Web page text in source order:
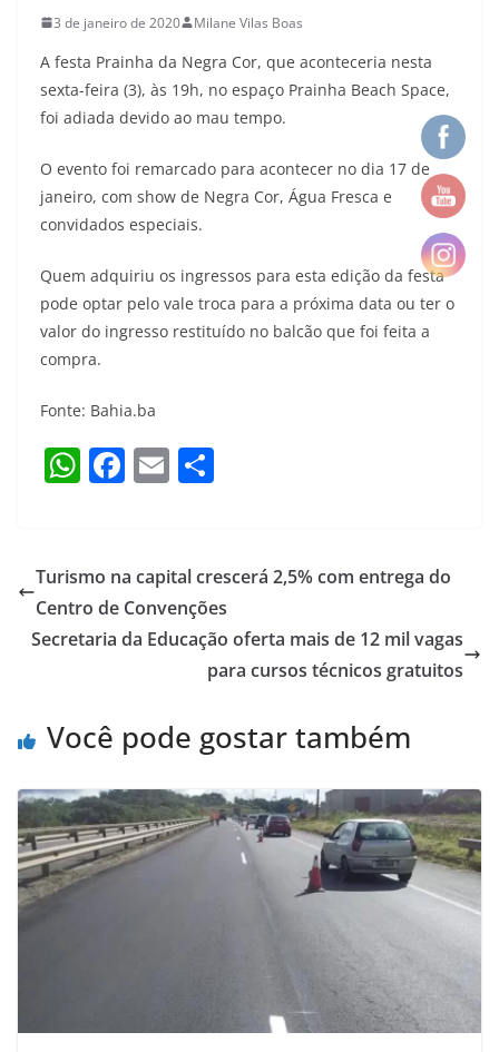
3 de janeiro de 2020 Milane Vilas Boas
A festa Prainha da Negra Cor, que aconteceria nesta
sexta-feira (3), às 19h, no espaço Prainha Beach Space,
foi adiada devido ao mau tempo.
O evento foi remarcado para acontecer no dia 17 de
janeiro, com show de Negra Cor, Água Fresca e
convidados especiais.
Quem adquiriu os ingressos para esta edição da festa
pode optar pelo vale troca para a próxima data ou ter o
valor do ingresso restituído no balcão que foi feita a
compra.
Fonte: Bahia.ba
W
s
A
p
F
e
b
o
E
l e
Turismo na capital crescerá 2,5% com entrega do
Centro de Convenções
Secretaria da Educação oferta mais de 12 mil vagas
para cursos técnicos gratuitos
Você pode gostar também